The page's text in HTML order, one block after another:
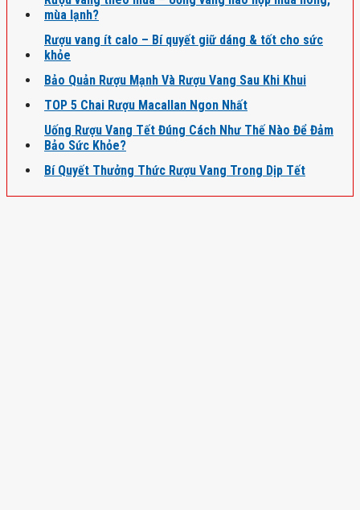
mùa lạnh?
Rượu vang ít calo – Bí quyết giữ dáng & tốt cho sức
khỏe
Bảo Quản Rượu Mạnh Và Rượu Vang Sau Khi Khui
TOP 5 Chai Rượu Macallan Ngon Nhất
Uống Rượu Vang Tết Đúng Cách Như Thế Nào Để Đảm
Bảo Sức Khỏe?
Bí Quyết Thưởng Thức Rượu Vang Trong Dịp Tết